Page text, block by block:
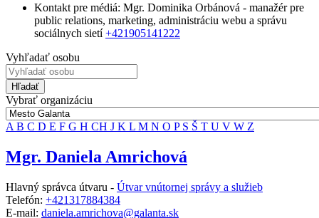
Kontakt pre médiá: Mgr. Dominika Orbánová - manažér pre
public relations, marketing, administráciu webu a správu
sociálnych sietí+421905141222
Vyhľadať osobu
Hľadať
Vybrať organizáciu
A B C D E F G H CH J K L M N O P S Š T U V W Z
Mgr. Daniela Amrichová
Hlavný správca útvaru - Útvar vnútornej správy a služieb
Telefón: +421317884384
E-mail: daniela.amrichova@galanta.sk